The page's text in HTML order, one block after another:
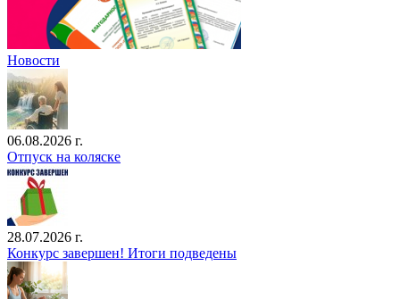
Новости
06.08.2026 г.
Отпуск на коляске
28.07.2026 г.
Конкурс завершен! Итоги подведены